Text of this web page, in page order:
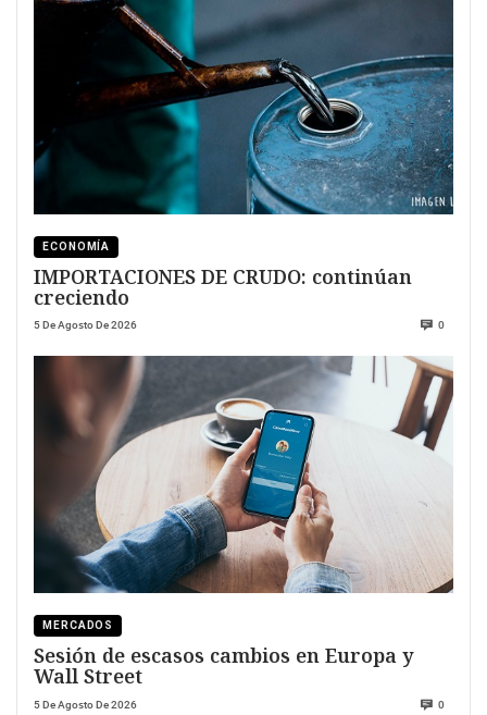
ECONOMÍA
IMPORTACIONES DE CRUDO: continúan
creciendo
5 De Agosto De 2026 0
MERCADOS
Sesión de escasos cambios en Europa y
Wall Street
5 De Agosto De 2026 0